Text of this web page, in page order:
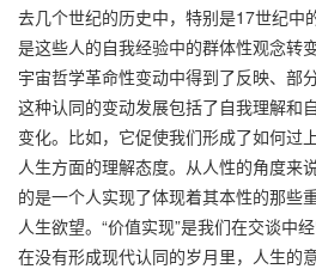
去几个世纪的历史中，特别是17世纪中
是这些人的自我经验中的群体性观念转
宇宙哲学革命性变动中得到了反映、部
这种认同的变动发展包括了自我理解和
变化。比如，它促使我们形成了如何过
人生方面的理解态度。从人性的角度来
的是一个人实现了体现着其本性的那些
人生欲望。“价值实现”是我们在交谈中
在没有形成现代认同的岁月里，人生的